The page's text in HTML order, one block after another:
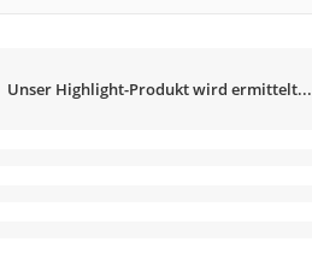
Unser Highlight-Produkt wird ermittelt...